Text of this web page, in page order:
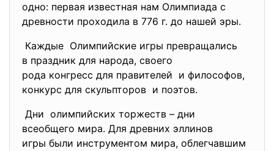
одно: первая известная нам Олимпиада с
древности проходила в 776 г. до нашей эры.
Каждые Олимпийские игры превращались
в праздник для народа, своего
рода конгресс для правителей и философов,
конкурс для скульпторов и поэтов.
Дни олимпийских торжеств – дни
всеобщего мира. Для древних эллинов
игры были инструментом мира, облегчавшим